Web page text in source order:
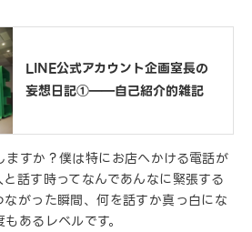
LINE公式アカウント企画室長の
妄想日記①――自己紹介的雑記
すか？僕は特にお店へかける電話が
話す時ってなんであんなに緊張する
がった瞬間、何を話すか真っ白にな
あるレベルです。